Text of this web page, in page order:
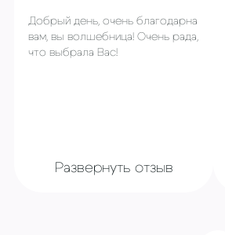
Добрый день, очень благодарна
вам, вы волшебница! Очень рада,
что выбрала Вас!
Развернуть отзыв